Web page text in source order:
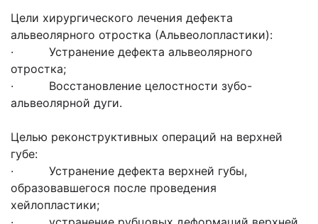
Цели хирургического лечения дефекта
альвеолярного отростка (Альвеолопластики):
· Устранение дефекта альвеолярного
отростка;
· Восстановление целостности зубо-
альвеолярной дуги.
Целью реконструктивных операций на верхней
губе:
· Устранение дефекта верхней губы,
образовавшегося после проведения
хейлопластики;